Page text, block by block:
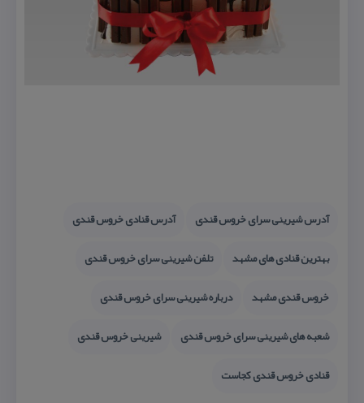
آدرس شیرینی سرای خروس قندی
آدرس قنادی خروس قندی
بهترین قنادی های مشهد
تلفن شیرینی سرای خروس قندی
خروس قندی مشهد
درباره شیرینی سرای خروس قندی
شعبه های شیرینی سرای خروس قندی
شیرینی خروس قندی
قنادی خروس قندی كجاست